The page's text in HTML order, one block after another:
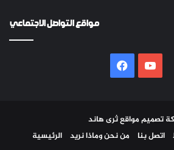
مواقع التواصل الاجتماعي
فيسبوك
تصميم مواقعثرى هاند
الرئيسية من نحن وماذا نريد اتصل بنا